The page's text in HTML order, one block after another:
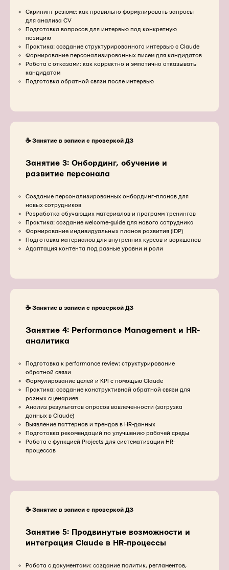
Скрининг резюме: как правильно формулировать запросы
для анализа CV
Подготовка вопросов для интервью под конкретную
позицию
Практика: создание структурированного интервью с Claude
Формирование персонализированных писем для кандидатов
Работа с отказами: как корректно и эмпатично отказывать
кандидатам
Подготовка обратной связи после интервью
☕️ Занятие в записи с проверкой ДЗ
Занятие 3: Онбординг, обучение и
развитие персонала
Создание персонализированных онбординг-планов для
новых сотрудников
Разработка обучающих материалов и программ тренингов
Практика: создание welcome-guide для нового сотрудника
Формирование индивидуальных планов развития (IDP)
Подготовка материалов для внутренних курсов и воркшопов
Адаптация контента под разные уровни и роли
☕️ Занятие в записи с проверкой ДЗ
Занятие 4: Performance Management и HR-
аналитика
Подготовка к performance review: структурирование
обратной связи
Формулирование целей и KPI с помощью Claude
Практика: создание конструктивной обратной связи для
разных сценариев
Анализ результатов опросов вовлеченности (загрузка
данных в Claude)
Выявление паттернов и трендов в HR-данных
Подготовка рекомендаций по улучшению рабочей среды
Работа с функцией Projects для систематизации HR-
процессов
☕️ Занятие в записи с проверкой ДЗ
Занятие 5: Продвинутые возможности и
интеграция Claude в HR-процессы
Работа с документами: создание политик, регламентов,